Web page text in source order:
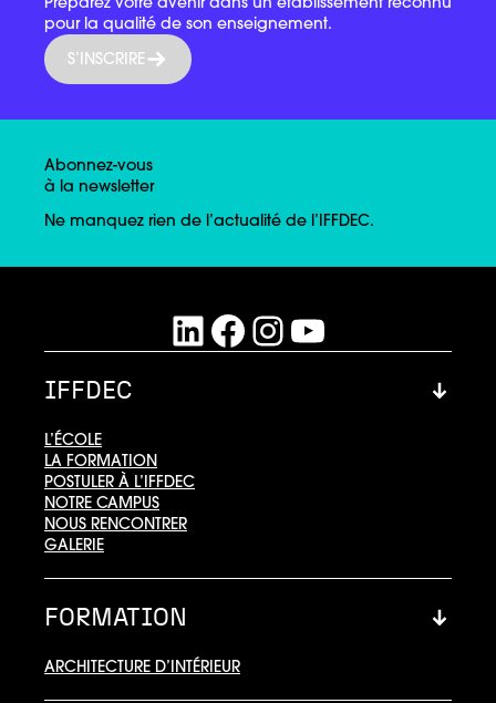
pour la qualité de son enseignement.
S’INSCRIRE
Abonnez-vous
à la newsletter
Ne manquez rien de l’actualité de l’IFFDEC.
LinkedIn
Facebook
Instagram
YouTube
IFFDEC
L’ÉCOLE
LA FORMATION
POSTULER À L’IFFDEC
NOTRE CAMPUS
NOUS RENCONTRER
GALERIE
FORMATION
ARCHITECTURE D’INTÉRIEUR